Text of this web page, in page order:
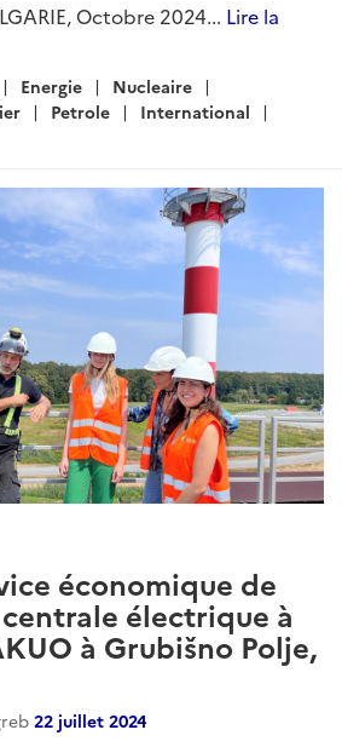
Octobre 2024... Lire la
Energie
Nucleaire
Petrole
International
économique de
électrique à
à Grubišno Polje,
22 juillet 2024